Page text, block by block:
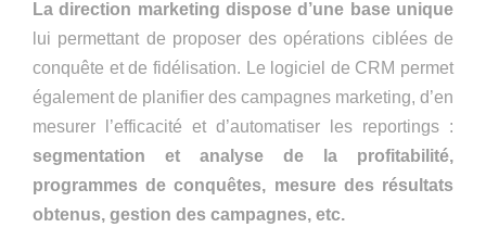
La direction marketing dispose d’une base unique
lui permettant de proposer des opérations ciblées de
conquête et de fidélisation. Le logiciel de CRM permet
également de planifier des campagnes marketing, d’en
mesurer l’efficacité et d’automatiser les reportings :
segmentation et analyse de la profitabilité,
programmes de conquêtes, mesure des résultats
obtenus, gestion des campagnes, etc.